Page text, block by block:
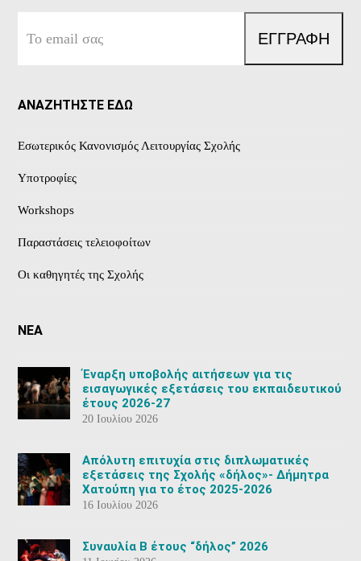
email
ΕΓΓΡΑΦΗ
ΑΝΑΖΗΤΗΣΤΕ ΕΔΩ
Εσωτερικός Κανονισμός Λειτουργίας Σχολής
Υποτροφίες
Workshops
Παραστάσεις τελειοφοίτων
Οι καθηγητές της Σχολής
ΝΕΑ
Έναρξη υποβολής αιτήσεων για τις
εισαγωγικές εξετάσεις του εκπαιδευτικού
έτους 2026-27
20 Ιουλίου 2026
Aπόλυτη επιτυχία στις διπλωματικές
εξετάσεις της Σχολής «δήλος»- Δήμητρα
Χατούπη για το έτος 2025-2026
16 Ιουλίου 2026
Συναυλία Β έτους “δήλος” 2026